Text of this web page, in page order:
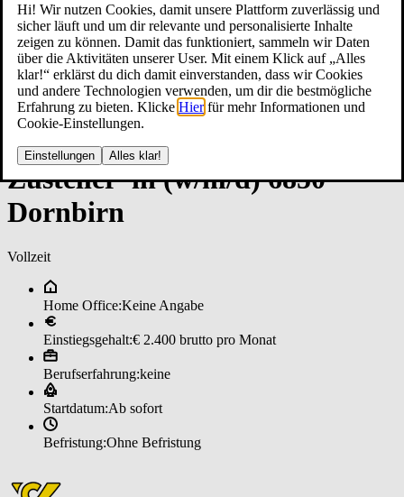
Hi! Wir nutzen Cookies, damit unsere Plattform zuverlässig und
sicher läuft und um dir relevante und personalisierte Inhalte
zeigen zu können. Damit das funktioniert, sammeln wir Daten
über die Aktivitäten unserer User. Mit einem Klick auf „Alles
klar!“ erklärst du dich damit einverstanden, dass wir Cookies
und andere Technologien verwenden, um dir die bestmögliche
Erfahrung zu bieten. Klicke Hier für mehr Informationen und
Cookie-Einstellungen.
Einstellungen Alles klar!
Zu­stel­ler*in (w/m/d) 6850
Dorn­birn
Vollzeit
Home Office:Keine Angabe
Einstiegsgehalt:€ 2.400 brutto pro Monat
Berufserfahrung:keine
Startdatum:Ab sofort
Befristung:Ohne Befristung